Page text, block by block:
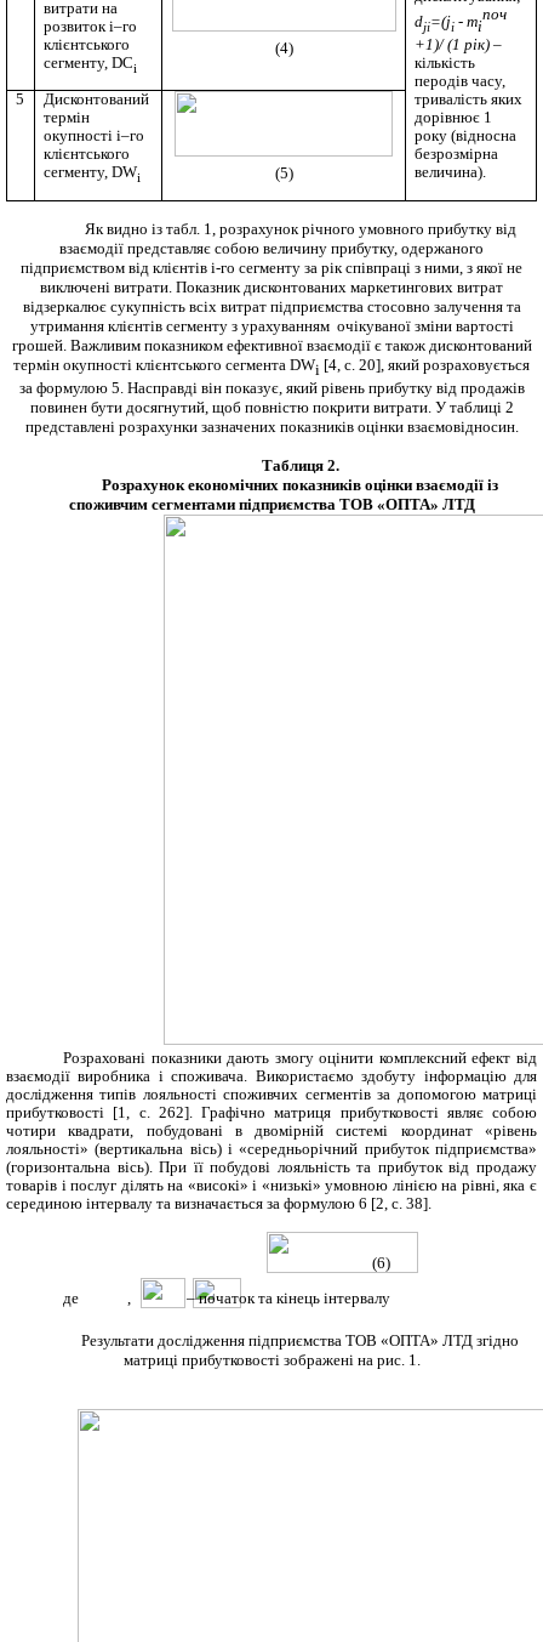
витрати на
розвитокi–го
клієнтського
сегменту,DCi
(4)
dji=(ji -mі
поч
+1)/ (1 рік) –
кількість
перодів часу,
тривалість яких
дорівнює 1
року (відносна
безрозмірна
величина).
5
Дисконтований
термін
окупностіi–го
клієнтського
сегменту,DWi (5)
Як видно із табл. 1, розрахунок річного умовного прибутку від
взаємодії представляє собою величину прибутку, одержаного
підприємством від клієнтів i-го сегменту за рік співпраці з ними, з якої не
виключені витрати. Показник дисконтованих маркетингових витрат
відзеркалює сукупність всіх витрат підприємства стосовно залучення та
утримання клієнтів сегменту з урахуванням очікуваної зміни вартості
грошей. Важливим показником ефективної взаємодії є також дисконтований
термін окупності клієнтського сегмента DWi [4, с. 20], який розраховується
за формулою 5. Насправді він показує, який рівень прибутку від продажів
повинен бути досягнутий, щоб повністю покрити витрати. У таблиці 2
представлені розрахунки зазначених показників оцінки взаємовідносин.
Таблиця 2.
Розрахунок економічних показників оцінки взаємодії із
споживчим сегментами підприємства ТОВ «ОПТА» ЛТД
Розраховані показники дають змогу оцінити комплексний ефект від
взаємодії виробника і споживача. Використаємо здобуту інформацію для
дослідження типів лояльності споживчих сегментів за допомогою матриці
прибутковості [1, с. 262]. Графічно матриця прибутковості являє собою
чотири квадрати, побудовані в двомірній системі координат «рівень
лояльності» (вертикальна вісь) і «середньорічний прибуток підприємства»
(горизонтальна вісь). При її побудові лояльність та прибуток від продажу
товарів і послуг ділять на «високі» і «низькі» умовною лінією на рівні, яка є
серединою інтервалу та визначається за формулою 6 [2, с. 38].
(6)
де
, – початок та кінець інтервалу
Результати дослідження підприємства ТОВ «ОПТА» ЛТД згідно
матриці прибутковості зображені на рис. 1.